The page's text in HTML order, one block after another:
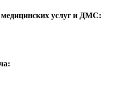
услуг и ДМС: